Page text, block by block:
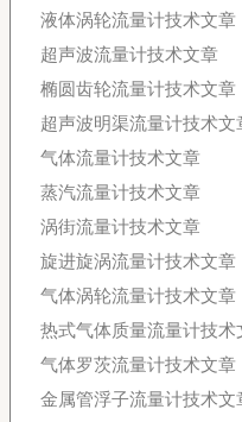
液体涡轮流量计技术文章
超声波流量计技术文章
椭圆齿轮流量计技术文章
超声波明渠流量计技术文
气体流量计技术文章
蒸汽流量计技术文章
涡街流量计技术文章
旋进旋涡流量计技术文章
气体涡轮流量计技术文章
热式气体质量流量计技术
气体罗茨流量计技术文章
金属管浮子流量计技术文